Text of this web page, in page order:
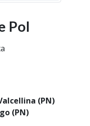
Pol
(PN)
(PN)